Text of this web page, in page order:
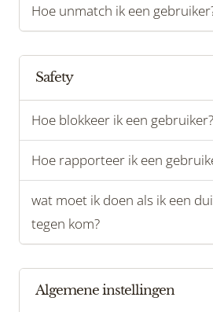
Hoe unmatch ik een
Safety
Hoe blokkeer ik een gebruiker?
Hoe rapporteer ik een
wat moet ik doen als ik een
tegen kom?
Algemene instellingen